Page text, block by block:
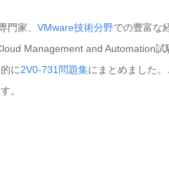
門家、 VMware技術分野での豊富な
Management and Automation
に2V0-731問題集にまとめました
。